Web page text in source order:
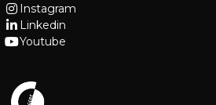
Instagram
Linkedin
Youtube